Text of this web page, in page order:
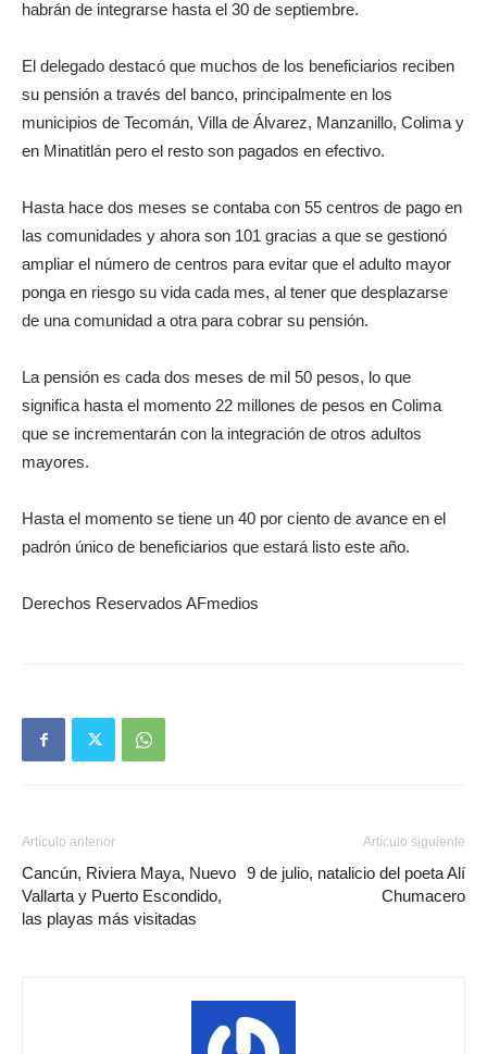
habrán de integrarse hasta el 30 de septiembre.
El delegado destacó que muchos de los beneficiarios reciben
su pensión a través del banco, principalmente en los
municipios de Tecomán, Villa de Álvarez, Manzanillo, Colima y
en Minatitlán pero el resto son pagados en efectivo.
Hasta hace dos meses se contaba con 55 centros de pago en
las comunidades y ahora son 101 gracias a que se gestionó
ampliar el número de centros para evitar que el adulto mayor
ponga en riesgo su vida cada mes, al tener que desplazarse
de una comunidad a otra para cobrar su pensión.
La pensión es cada dos meses de mil 50 pesos, lo que
significa hasta el momento 22 millones de pesos en Colima
que se incrementarán con la integración de otros adultos
mayores.
Hasta el momento se tiene un 40 por ciento de avance en el
padrón único de beneficiarios que estará listo este año.
Derechos Reservados AFmedios
Artículo anterior
Cancún, Riviera Maya, Nuevo
Vallarta y Puerto Escondido,
las playas más visitadas
Artículo siguiente
9 de julio, natalicio del poeta Alí
Chumacero